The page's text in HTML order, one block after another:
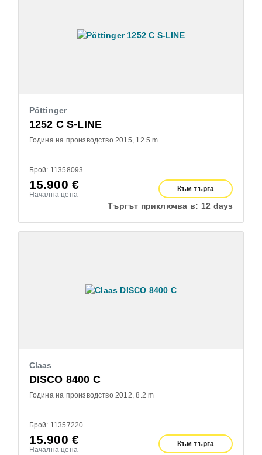
Pöttinger
1252 C S-LINE
Година на производство 2015 12.5 m
Брой: 11358093
15.900 €
Начална цена
Към търга
Търгът приключва в: 12 days
Claas
DISCO 8400 C
Година на производство 2012 8.2 m
Брой: 11357220
15.900 €
Начална цена
Към търга